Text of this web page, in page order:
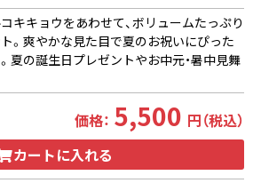
キキョウをあわせて、ボリュームたっぷり
。爽やかな見た目で夏のお祝いにぴった
夏の誕生日プレゼントやお中元・暑中見舞
価格： 5,500 円（税込）
カートに入れる